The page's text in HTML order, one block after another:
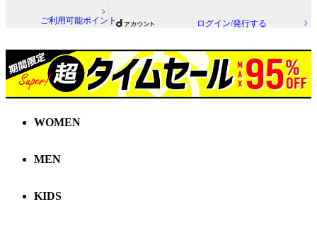
ご利用可能ポイント ログイン/発行する
WOMEN
MEN
KIDS